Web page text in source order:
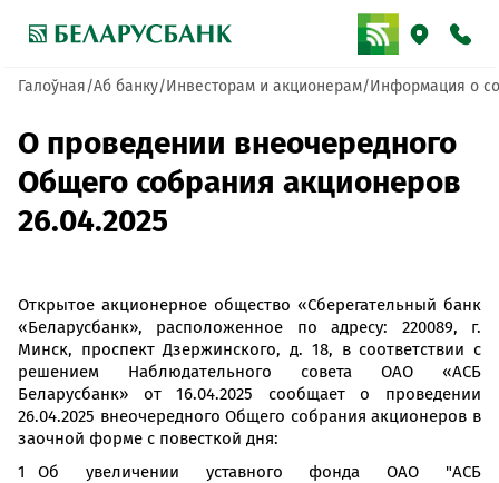
Галоўная Аб банку Инвесторам и акционерам Информация о
О проведении внеочередного
Общего собрания акционеров
26.04.2025
Открытое акционерное общество «Сберегательный банк
«Беларусбанк», расположенное по адресу: 220089, г.
Минск, проспект Дзержинского, д. 18, в соответствии с
решением Наблюдательного совета ОАО «АСБ
Беларусбанк» от 16.04.2025 сообщает о проведении
26.04.2025 внеочередного Общего собрания акционеров в
заочной форме с повесткой дня:
Об увеличении уставного фонда ОАО "АСБ